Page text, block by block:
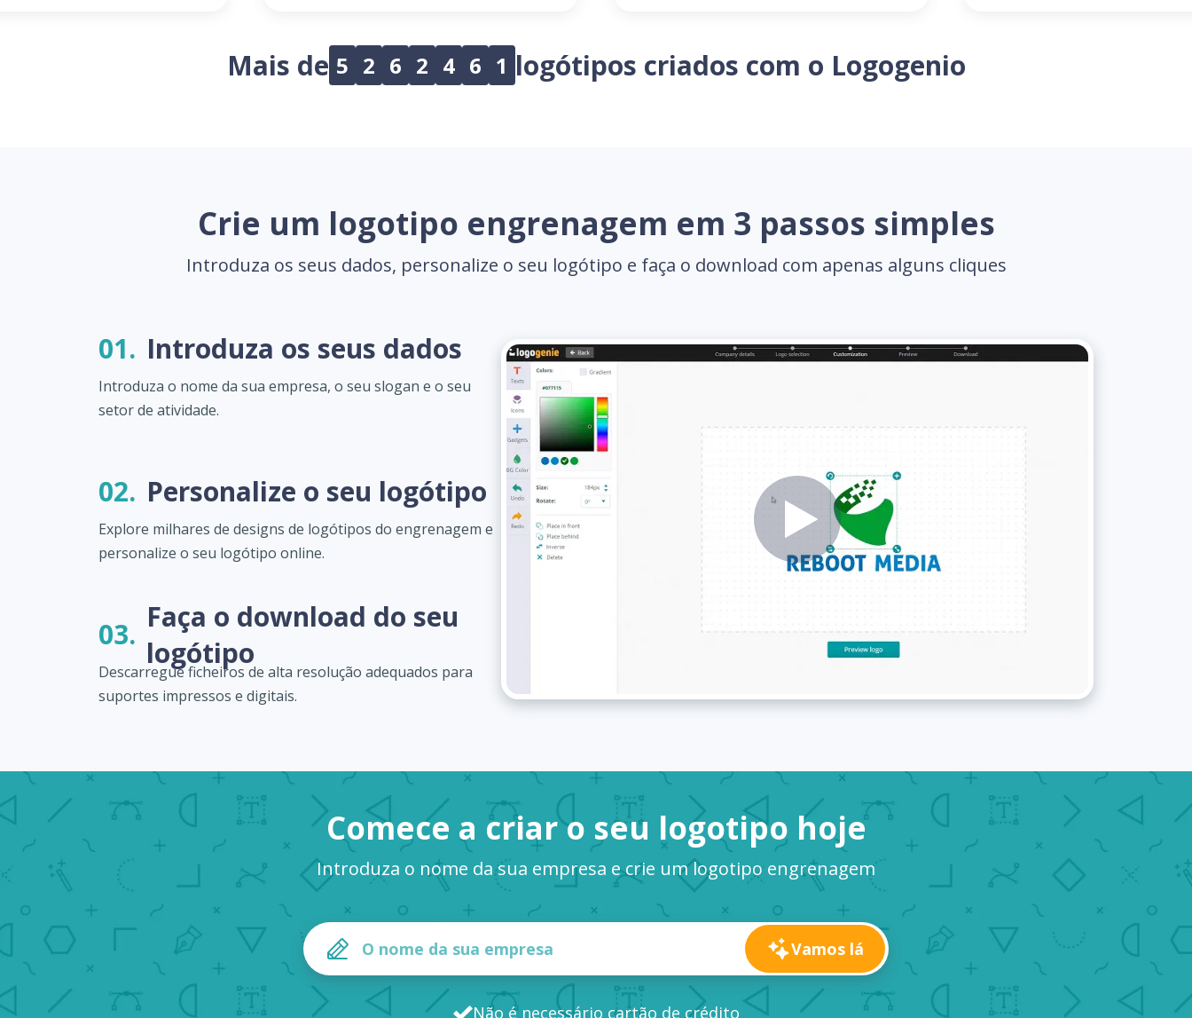
Mais de 5 2 6 2 4 6 1 logótipos criados com o Logogenio
Crie um logotipo engrenagem em 3 passos simples
Introduza os seus dados, personalize o seu logótipo e faça o download com apenas alguns cliques
01. Introduza os seus dados
Introduza o nome da sua empresa, o seu slogan e o seu
setor de atividade.
02. Personalize o seu logótipo
Explore milhares de designs de logótipos do engrenagem e
personalize o seu logótipo online.
03. Faça o download do seu
logótipo
Descarregue ficheiros de alta resolução adequados para
suportes impressos e digitais.
Comece a criar o seu logotipo hoje
Introduza o nome da sua empresa e crie um logotipo engrenagem
Vamos lá
Não é necessário cartão de crédito